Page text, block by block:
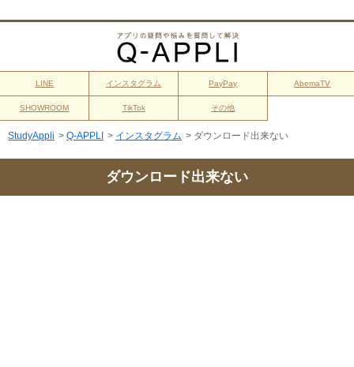
LINE インスタグラム PayPay AbemaTV
SHOWROOM TikTok その他
StudyAppli > Q-APPLI > インスタグラム > ダウンロード出来ない
ダウンロード出来ない